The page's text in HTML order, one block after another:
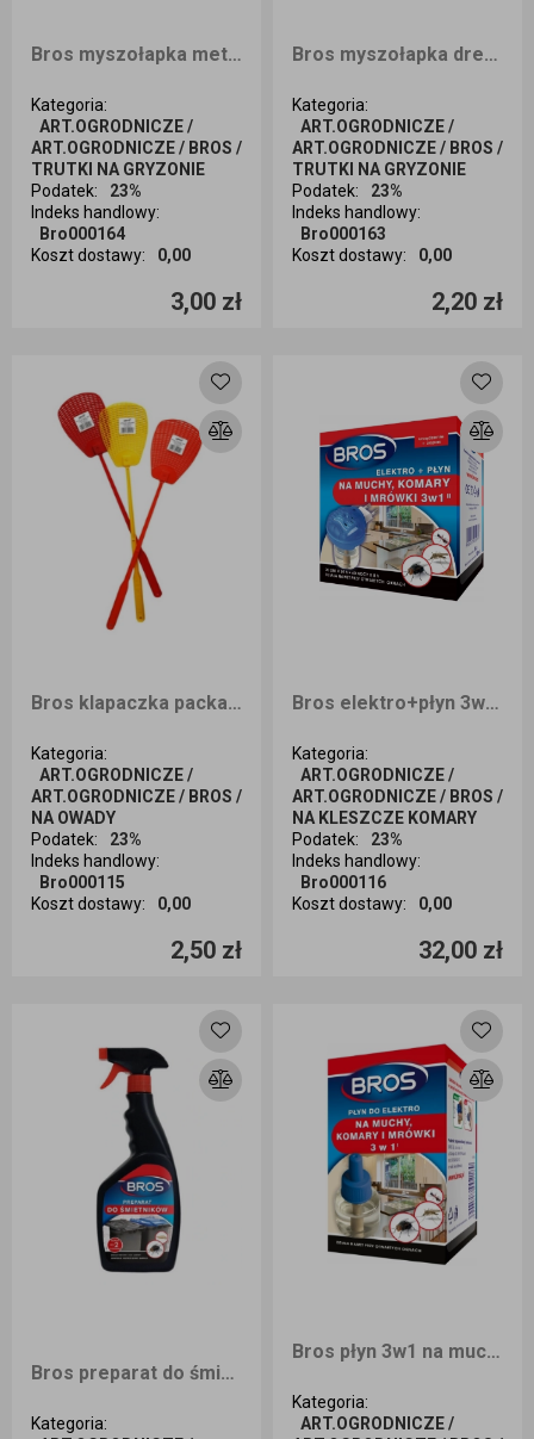
Bros myszołapka metalowa
Kategoria:
ART.OGRODNICZE /
ART.OGRODNICZE / BROS /
TRUTKI NA GRYZONIE
Podatek:
23%
Indeks handlowy:
Bro000164
Koszt dostawy: 0,00
3,00 zł
Ilość sztuk
Bros myszołapka drewniana
Kategoria:
ART.OGRODNICZE /
ART.OGRODNICZE / BROS /
TRUTKI NA GRYZONIE
Podatek:
23%
Indeks handlowy:
Bro000163
Koszt dostawy: 0,00
2,20 zł
Ilość sztuk
Bros klapaczka packa na muchy MAX
Kategoria:
ART.OGRODNICZE /
ART.OGRODNICZE / BROS /
NA OWADY
Podatek:
23%
Indeks handlowy:
Bro000115
Koszt dostawy: 0,00
2,50 zł
Ilość sztuk
Bros elektro+płyn 3w1 muchy,komary,mrówk
Kategoria:
ART.OGRODNICZE /
ART.OGRODNICZE / BROS /
NA KLESZCZE KOMARY
Podatek:
23%
Indeks handlowy:
Bro000116
Koszt dostawy: 0,00
32,00 zł
Ilość sztuk
Bros preparat do śmietników 2w1 500ml
Kategoria:
Bros płyn 3w1 na muchy komary i mrówki
Kategoria:
ART.OGRODNICZE /